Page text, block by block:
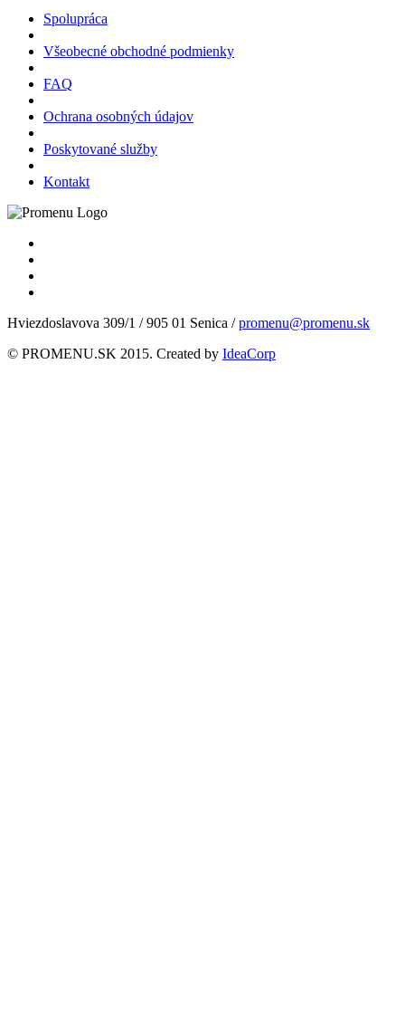
Spolupráca
Všeobecné obchodné podmienky
FAQ
Ochrana osobných údajov
Poskytované služby
Kontakt
Hviezdoslavova 309/1 / 905 01 Senica /promenu@promenu.sk
© PROMENU.SK 2015. Created by IdeaCorp